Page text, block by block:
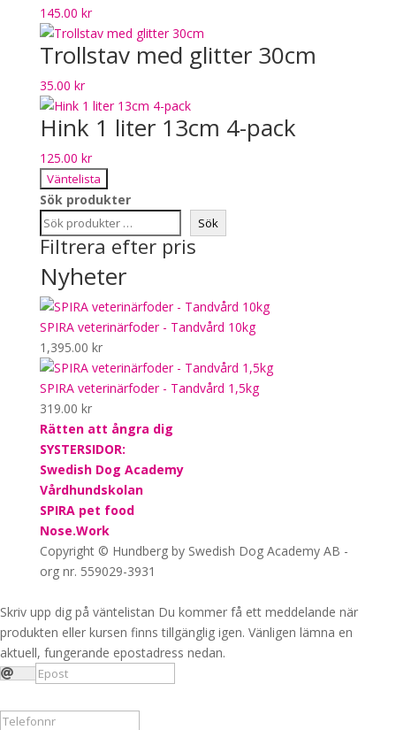
145.00 kr
Trollstav med glitter 30cm
35.00 kr
Hink 1 liter 13cm 4-pack
125.00 kr
Väntelista
Sök produkter
Sök
Filtrera efter pris
Nyheter
SPIRA veterinärfoder - Tandvård 10kg
1,395.00 kr
SPIRA veterinärfoder - Tandvård 1,5kg
319.00 kr
Rätten att ångra dig
SYSTERSIDOR:
Swedish Dog Academy
Vårdhundskolan
SPIRA pet food
Nose.Work
Copyright © Hundberg by Swedish Dog Academy AB -
org nr. 559029-3931
Skriv upp dig på väntelistan Du kommer få ett meddelande när
produkten eller kursen finns tillgänglig igen. Vänligen lämna en
aktuell, fungerande epostadress nedan.